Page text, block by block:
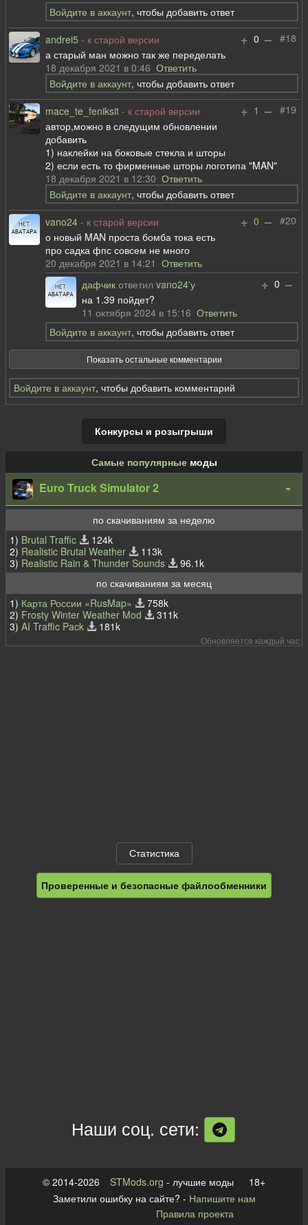
Войдите в аккаунт, чтобы добавить ответ
#18
+ 0 –
andrei5 - к старой версии
а старый ман можно так же переделать
18 декабря 2021 в 0:46Ответить
Войдите в аккаунт, чтобы добавить ответ
#19
+ 1 –
mace_te_feniksit - к старой версии
автор,можно в следущим обновлении
добавить
1) наклейки на боковые стекла и шторы
2) если есть то фирменные шторы логотипа "MAN"
18 декабря 2021 в 12:30Ответить
Войдите в аккаунт, чтобы добавить ответ
#20
+ 0 –
vano24 - к старой версии
о новый MAN проста бомба тока есть
про садка фпс совсем не много
20 декабря 2021 в 14:21Ответить
+ 0 –
дафчик ответилvano24'у
на 1.39 пойдет?
11 октября 2024 в 15:16Ответить
Войдите в аккаунт, чтобы добавить ответ
Показать остальные комментарии
Войдите в аккаунт, чтобы добавить комментарий
Конкурсы и розыгрыши
Самые популярныемоды
Euro Truck Simulator 2
по скачиваниям за неделю
1) Brutal Traffic
124k
2) Realistic Brutal Weather
113k
3) Realistic Rain & Thunder Sounds
96.1k
по скачиваниям за месяц
1) Карта России «RusMap»
758k
2) Frosty Winter Weather Mod
311k
3) AI Traffic Pack 181k
Обновляется каждый час
Статистика
Проверенные и безопасные файлообменники
Наши соц. сети:
© 2014-2026 STMods.org - лучшие моды 18+
Заметили ошибку на сайте? - Напишите нам
Правила проекта